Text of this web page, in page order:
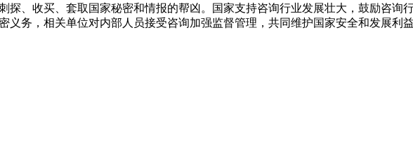
、收买、套取国家秘密和情报的帮凶。国家支持咨询行业发展壮大，鼓励咨询
务，相关单位对内部人员接受咨询加强监督管理，共同维护国家安全和发展利